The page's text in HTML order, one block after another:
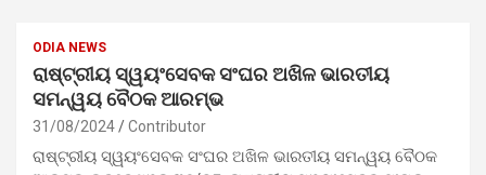
ODIA NEWS
ରାଷ୍ଟ୍ରୀୟ ସ୍ୱୟଂସେବକ ସଂଘର ଅଖିଳ ଭାରତୀୟ
ସମନ୍ୱୟ ବୈଠକ ଆରମ୍ଭ
31/08/2024 Contributor
ରାଷ୍ଟ୍ରୀୟ ସ୍ୱୟଂସେବକ ସଂଘର ଅଖିଳ ଭାରତୀୟ ସମନ୍ୱୟ ବୈଠକ